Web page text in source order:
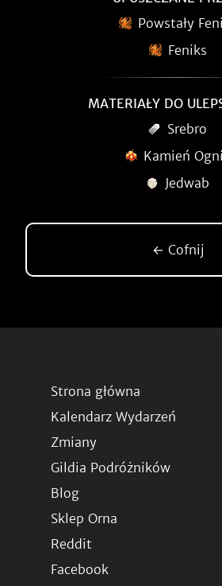
Powstały
Feniks
MATERIAŁY DO
Srebro
Kamień
Jedwab
← Cofnij
Strona główna
Kalendarz Wydarzeń
Zmiany
Gildia Podróżników
Blog
Sklep Orna
Reddit
Facebook